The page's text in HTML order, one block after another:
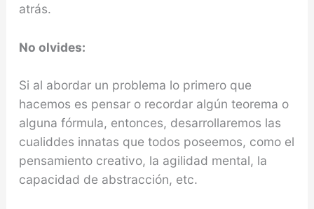
atrás.
No olvides:
Si al abordar un problema lo primero que
hacemos es pensar o recordar algún teorema o
alguna fórmula, entonces, desarrollaremos las
cualiddes innatas que todos poseemos, como el
pensamiento creativo, la agilidad mental, la
capacidad de abstracción, etc.